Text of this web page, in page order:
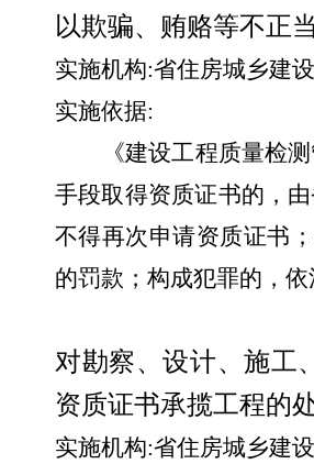
以欺骗、贿赂等不正
实施机构:省住房城乡建
实施依据:
《建设工程质量检
手段取得资质证书的，
不得再次申请资质证书
的罚款；构成犯罪的，
对勘察、设计、施工
资质证书承揽工程的
实施机构:省住房城乡建